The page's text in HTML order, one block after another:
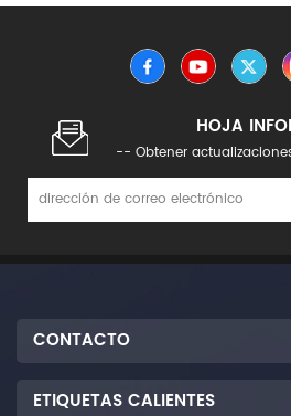
HOJA
-- Obtener
CONTACTO
ETIQUETAS CALIENTES